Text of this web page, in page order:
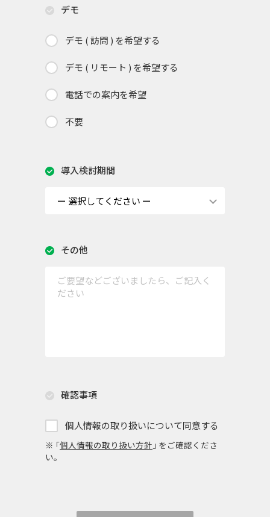
デモ
デモ ( 訪問 ) を希望する
デモ ( リモート ) を希望する
電話での案内を希望
不要
導入検討期間
その他
確認事項
個人情報の取り扱いについて同意する
※ ｢個人情報の取り扱い方針 ｣ をご確認くださ
い。